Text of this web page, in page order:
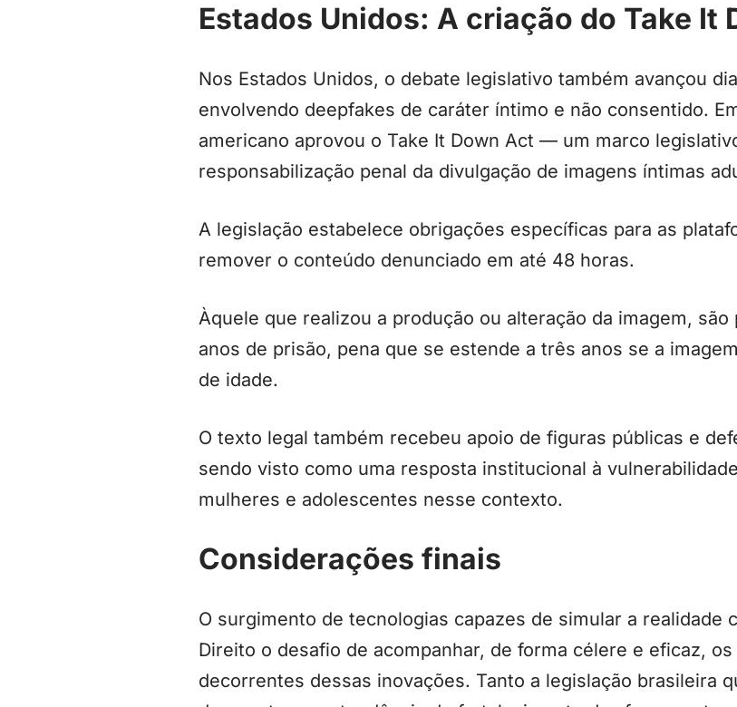
Estados Unidos: A criação do Take It
Nos Estados Unidos, o debate legislativo também avançou
envolvendo deepfakes de caráter íntimo e não consentido.
americano aprovou o Take It Down Act — um marco
responsabilização penal da divulgação de imagens íntimas
A legislação estabelece obrigações específicas para as
remover o conteúdo denunciado em até 48 horas.
Àquele que realizou a produção ou alteração da imagem,
anos de prisão, pena que se estende a três anos se a
de idade.
O texto legal também recebeu apoio de figuras públicas e
sendo visto como uma resposta institucional à
mulheres e adolescentes nesse contexto.
Considerações finais
O surgimento de tecnologias capazes de simular a realidade
Direito o desafio de acompanhar, de forma célere e eficaz,
decorrentes dessas inovações. Tanto a legislação brasileira